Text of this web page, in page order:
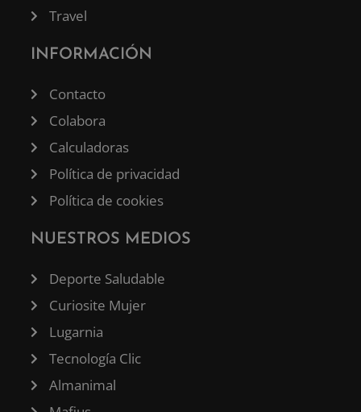
Travel
INFORMACIÓN
Contacto
Colabora
Calculadoras
Política de privacidad
Política de cookies
NUESTROS MEDIOS
Deporte Saludable
Curiosite Mujer
Lugarnia
Tecnología Clic
Almanimal